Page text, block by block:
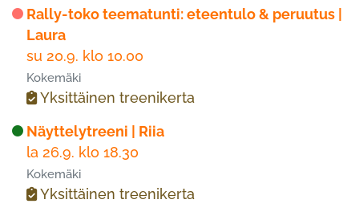
Rally-toko teematunti: eteentulo & peruutus |
Laura
su 20.9. klo 10.00
Kokemäki
Yksittäinen treenikerta
Näyttelytreeni | Riia
la 26.9. klo 18.30
Kokemäki
Yksittäinen treenikerta